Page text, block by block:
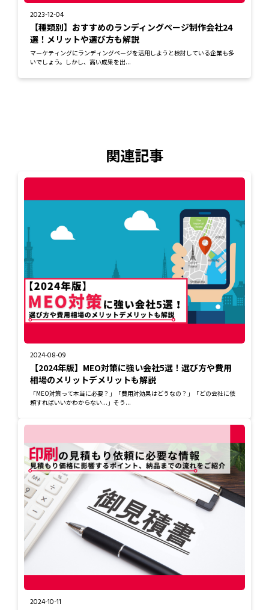
2023-12-04
【種類別】おすすめのランディングページ制作会社24
選！メリットや選び方も解説
マーケティングにランディングページを活用しようと検討している企業も多
いでしょう。しかし、高い成果を出...
関連記事
2024-08-09
【2024年版】MEO対策に強い会社5選！選び方や費用
相場のメリットデメリットも解説
「MEO対策って本当に必要？」「費用対効果はどうなの？」「どの会社に依
頼すればいいかわからない...」そう...
2024-10-11